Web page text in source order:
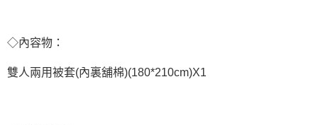
◇內容物：
雙人兩用被套(內裏舖棉)(180*210cm)X1